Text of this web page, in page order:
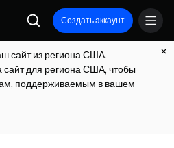
Создать аккаунт
сайт из региона США.
сайт для региона США, чтобы
поддерживаемым в вашем